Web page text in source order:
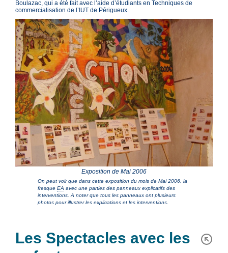
Boulazac, qui a été fait avec l’aide d’étudiants en Techniques de
commercialisation de l’IUT de Périgueux.
Exposition de Mai 2006
On peut voir que dans cette exposition du mois de Mai 2006, la
fresque EA avec une parties des panneaux explicatifs des
interventions. A noter que tous les panneaux ont plusieurs
photos pour illustrer les explications et les interventions.
Les Spectacles avec les